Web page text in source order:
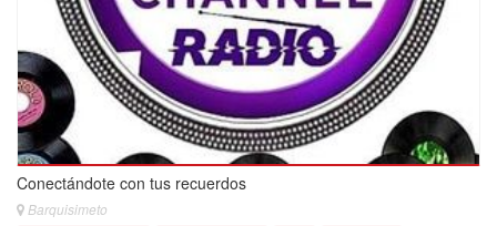
Conectándote con tus recuerdos
Barquisimeto